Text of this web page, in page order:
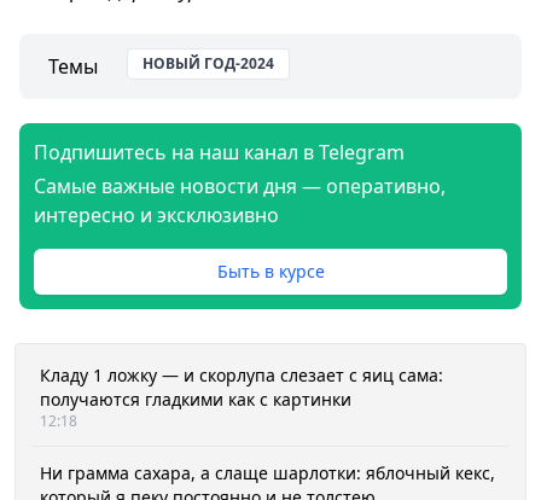
Темы НОВЫЙ ГОД-2024
Подпишитесь на наш канал в Telegram
Самые важные новости дня — оперативно,
интересно и эксклюзивно
Быть в курсе
Кладу 1 ложку — и скорлупа слезает с яиц сама:
получаются гладкими как с картинки
12:18
Ни грамма сахара, а слаще шарлотки: яблочный кекс,